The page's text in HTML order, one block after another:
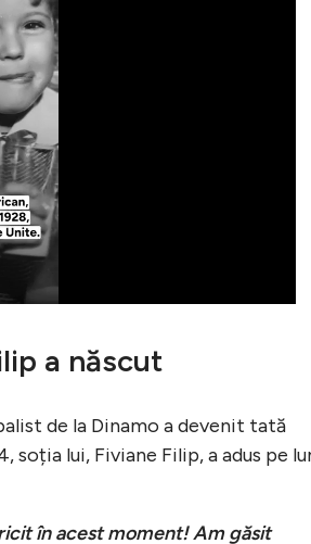
a născut
de la Dinamo a devenit tată
soția lui, Fiviane Filip, a adus pe
în acest moment! Am găsit